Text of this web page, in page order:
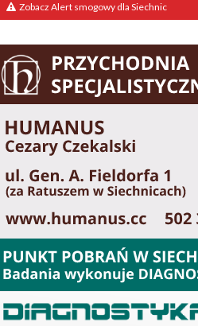
Zobacz Alert smogowy dla Siechnic